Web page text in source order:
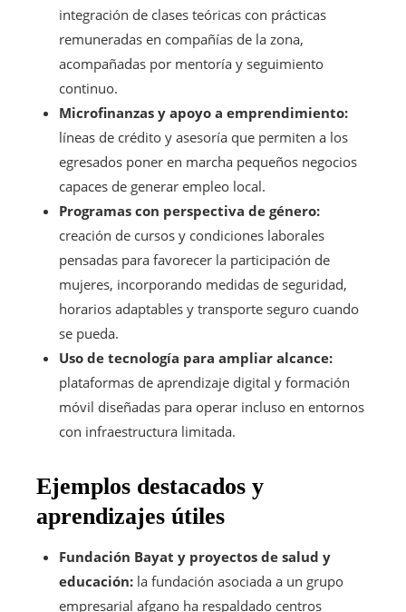
integración de clases teóricas con prácticas
remuneradas en compañías de la zona,
acompañadas por mentoría y seguimiento
continuo.
Microfinanzas y apoyo a emprendimiento:
líneas de crédito y asesoría que permiten a los
egresados poner en marcha pequeños negocios
capaces de generar empleo local.
Programas con perspectiva de género:
creación de cursos y condiciones laborales
pensadas para favorecer la participación de
mujeres, incorporando medidas de seguridad,
horarios adaptables y transporte seguro cuando
se pueda.
Uso de tecnología para ampliar alcance:
plataformas de aprendizaje digital y formación
móvil diseñadas para operar incluso en entornos
con infraestructura limitada.
Ejemplos destacados y
aprendizajes útiles
Fundación Bayat y proyectos de salud y
educación: la fundación asociada a un grupo
empresarial afgano ha respaldado centros